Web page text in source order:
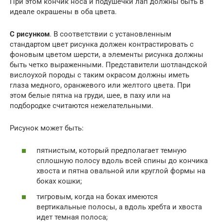
идеале окрашены в оба цвета.
С рисунком. В соответствии с установленным
стандартом цвет рисунка должен контрастировать с
фоновым цветом шерсти, а элементы рисунка должны
быть четко выраженными. Представители шотландской
вислоухой породы с таким окрасом должны иметь
глаза медного, оранжевого или желтого цвета. При
этом белые пятна на груди, шее, в паху или на
подбородке считаются нежелательными.
Рисунок может быть:
пятнистым, который предполагает темную
сплошную полосу вдоль всей спины до кончика
хвоста и пятна овальной или круглой формы на
боках кошки;
тигровым, когда на боках имеются
вертикальные полосы, а вдоль хребта и хвоста
идет темная полоса;